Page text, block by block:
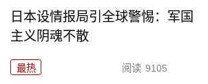
日本设情报局引全球警惕：军国
主义阴魂不散
最热 阅读 9105